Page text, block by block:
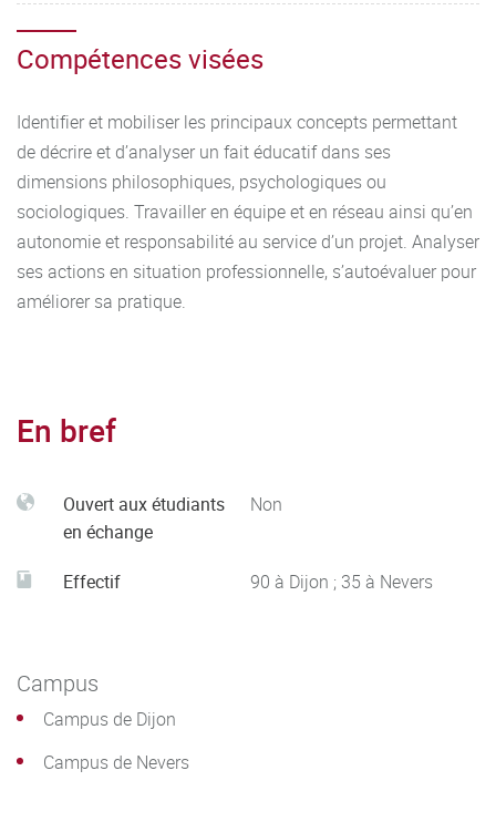
Compétences visées
Identifier et mobiliser les principaux concepts permettant
de décrire et d’analyser un fait éducatif dans ses
dimensions philosophiques, psychologiques ou
sociologiques. Travailler en équipe et en réseau ainsi qu’en
autonomie et responsabilité au service d’un projet. Analyser
ses actions en situation professionnelle, s’autoévaluer pour
améliorer sa pratique.
En bref
Ouvert aux étudiants
en échange
Non
Effectif 90 à Dijon ; 35 à Nevers
Campus
Campus de Dijon
Campus de Nevers